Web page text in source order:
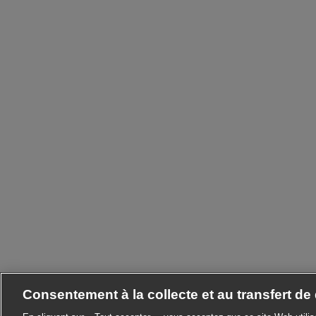
Consentement à la collecte et au transfert de